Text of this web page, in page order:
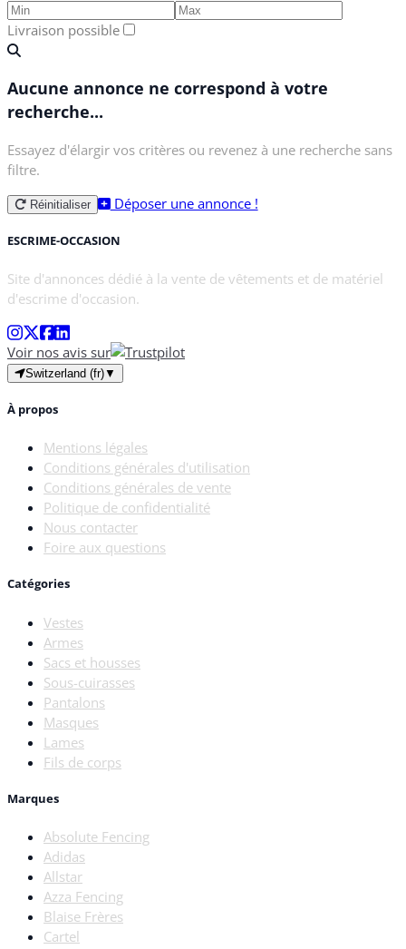
Livraison possible
Aucune annonce ne correspond à votre
recherche...
Essayez d'élargir vos critères ou revenez à une recherche sans
filtre.
Réinitialiser Déposer une annonce !
ESCRIME-OCCASION
Site d'annonces dédié à la vente de vêtements et de matériel
d'escrime d'occasion.
Voir nos avis sur
Switzerland (fr)▼
À propos
Mentions légales
Conditions générales d'utilisation
Conditions générales de vente
Politique de confidentialité
Nous contacter
Foire aux questions
Catégories
Vestes
Armes
Sacs et housses
Sous-cuirasses
Pantalons
Masques
Lames
Fils de corps
Marques
Absolute Fencing
Adidas
Allstar
Azza Fencing
Blaise Frères
Cartel